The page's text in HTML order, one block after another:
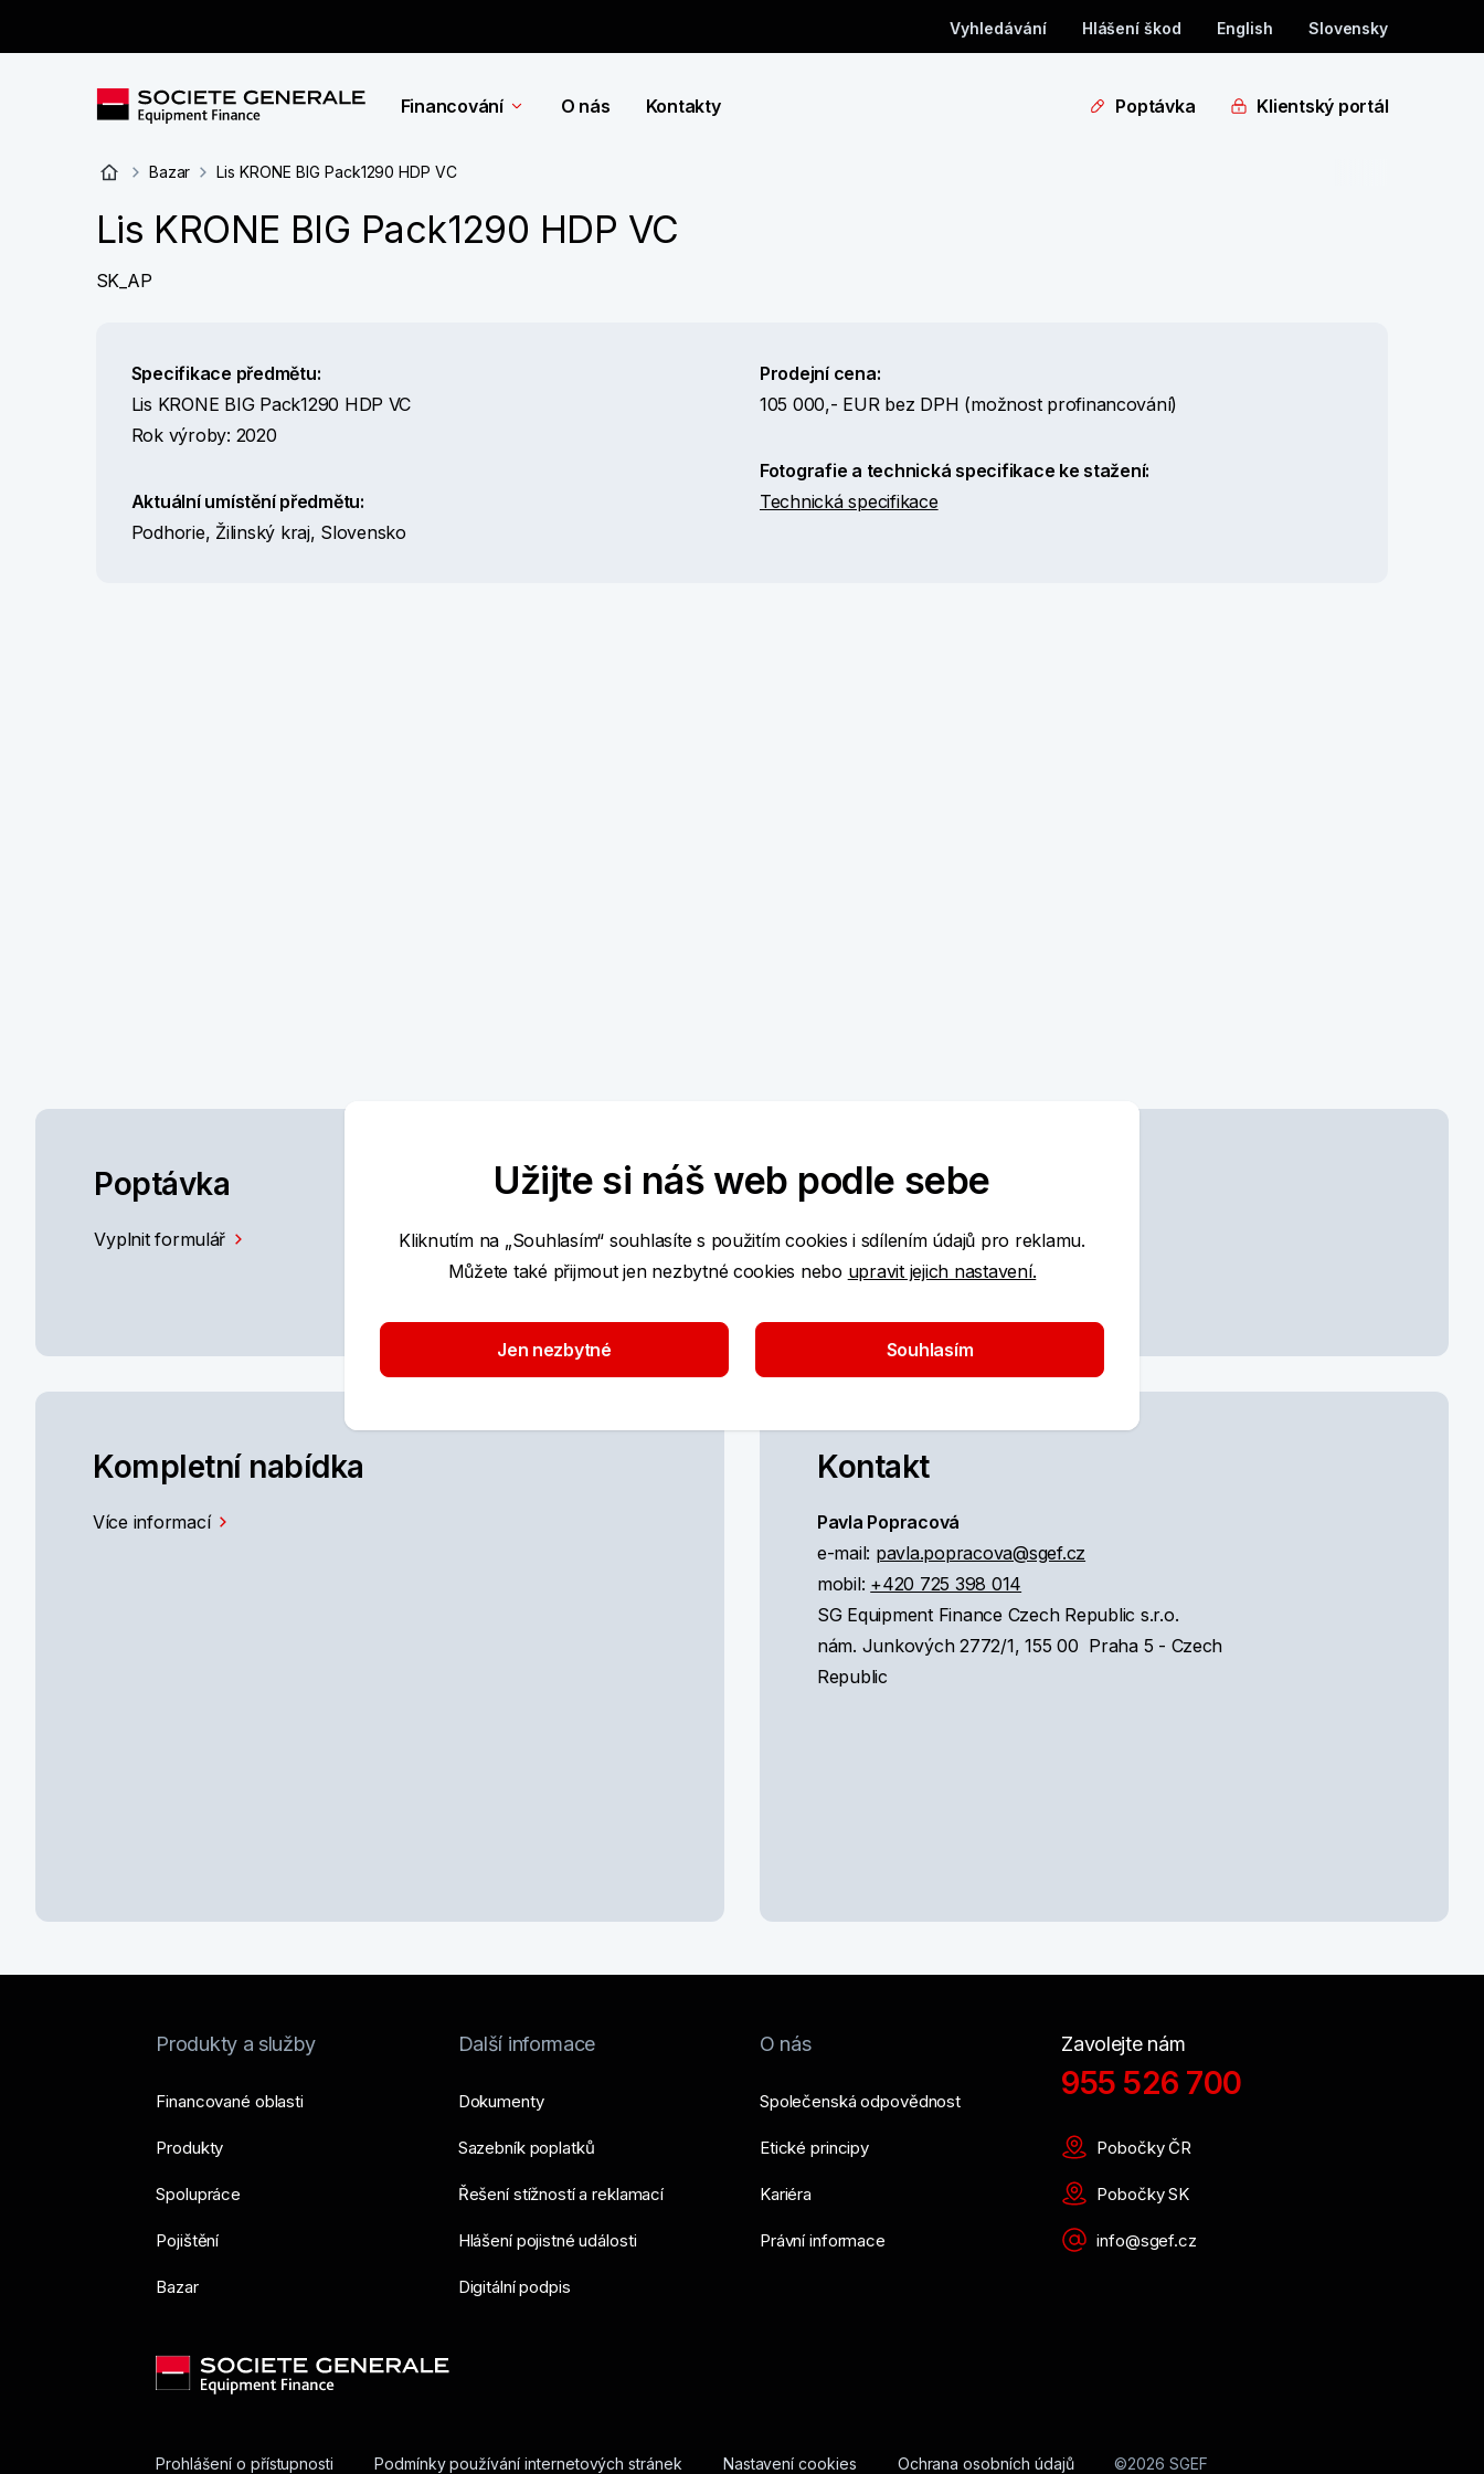
Vyhledávání Hlášení škod English Slovensky
Financování O nás Kontakty Poptávka Klientský portál
Bazar Lis KRONE BIG Pack1290 HDP VC
Lis KRONE BIG Pack1290 HDP VC
SK_AP
Specifikace předmětu:
Lis KRONE BIG Pack1290 HDP VC
Rok výroby: 2020
Aktuální umístění předmětu:
Podhorie, Žilinský kraj, Slovensko
Prodejní cena:
105 000,- EUR bez DPH (možnost profinancování)
Fotografie a technická specifikace ke stažení:
Technická specifikace
Poptávka
Vyplnit formulář
Kompletní nabídka
Více informací
Kontakt
Pavla Popracová
e-mail: pavla.popracova@sgef.cz
mobil: +420 725 398 014
SG Equipment Finance Czech Republic s.r.o.
nám. Junkových 2772/1, 155 00 Praha 5 - Czech
Republic
Produkty a služby
Financované oblasti
Produkty
Spolupráce
Pojištění
Bazar
Další informace
Dokumenty
Sazebník poplatků
Řešení stížností a reklamací
Hlášení pojistné události
Digitální podpis
O nás
Společenská odpovědnost
Etické principy
Kariéra
Právní informace
Zavolejte nám
955 526 700
Pobočky ČR
Pobočky SK
info@sgef.cz
Prohlášení o přístupnosti Podmínky používání internetových stránek Nastavení cookies Ochrana osobních údajů ©2026 SGEF
Užijte si náš web podle sebe
Kliknutím na „Souhlasím“ souhlasíte s použitím cookies i sdílením údajů pro reklamu.
Můžete také přijmout jen nezbytné cookies nebo upravit jejich nastavení.
Jen nezbytné Souhlasím